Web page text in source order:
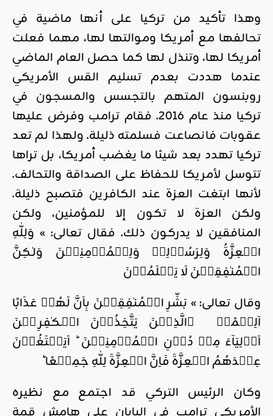
وهذا تأكيد من تركيا على أنها ماضية في
تحالفها مع أمريكا وموالتها لها، مهما فعلت
أمريكا لها، وتنذل لها كما حصل العام الماضي
عندما هددت بعدم تسليم القس الأمريكي
روبنسون المتهم بالتجسس والمسجون في
تركيا منذ عام 2016. فقام ترامب وفرض عليها
عقوبات فانصاعت فسلمته ذليلة. ولهذا لم تعد
تركيا تهدد بعد شيئا ما يغضب أمريكا، بل تراها
تتوسل لأمريكا للحفاظ على الصداقة والتحالف.
لأنها ابتغت العزة عند الكافرين فتصبح ذليلة.
ولكن العزة لا تكون إلا للمؤمنين، ولكن
المنافقين لا يدركون ذلك. فقال تعالى: » وَلِلّٰهِ
الۡعِزَّةُ وَلِرَسُوۡلِهٖ وَلِلۡمُؤۡمِنِيۡنَ وَلٰـكِنَّ
الۡمُنٰفِقِيۡنَ لَا يَعۡلَمُوۡنَ‏
وقال تعالى: » بَشِّرِ الۡمُنٰفِقِيۡنَ بِاَنَّ لَهُمۡ عَذَابًا
اَلِيۡمًاۙ‏ ۨالَّذِيۡنَ يَتَّخِذُوۡنَ الۡـكٰفِرِيۡنَ
اَوۡلِيَآءَ مِنۡ دُوۡنِ الۡمُؤۡمِنِيۡنَ‌ ؕ اَيَبۡتَغُوۡنَ
عِنۡدَهُمُ الۡعِزَّةَ فَاِنَّ الۡعِزَّةَ لِلّٰهِ جَمِيۡعًا ؕ‏
وكان الرئيس التركي قد اجتمع مع نظيره